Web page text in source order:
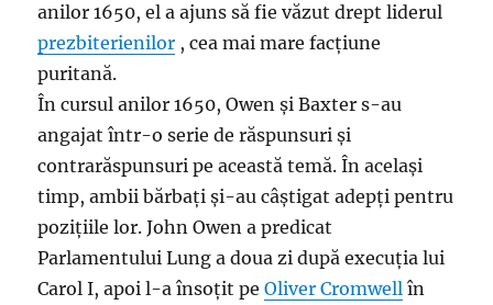
anilor 1650, el a ajuns să fie văzut drept liderul
prezbiterienilor , cea mai mare facțiune
puritană.
În cursul anilor 1650, Owen și Baxter s-au
angajat într-o serie de răspunsuri și
contrarăspunsuri pe această temă. În același
timp, ambii bărbați și-au câștigat adepți pentru
pozițiile lor. John Owen a predicat
Parlamentului Lung a doua zi după execuția lui
Carol I, apoi l-a însoțit peOliver Cromwell în